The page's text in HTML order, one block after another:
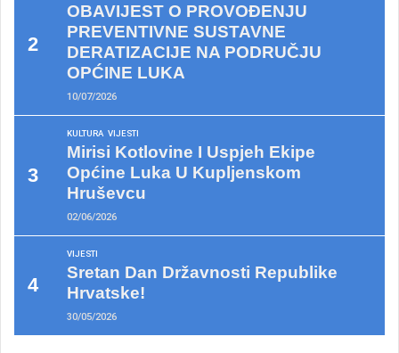
OBAVIJEST O PROVOĐENJU
PREVENTIVNE SUSTAVNE
DERATIZACIJE NA PODRUČJU
OPĆINE LUKA
10/07/2026
KULTURA VIJESTI
Mirisi Kotlovine I Uspjeh Ekipe
Općine Luka U Kupljenskom
Hruševcu
02/06/2026
VIJESTI
Sretan Dan Državnosti Republike
Hrvatske!
30/05/2026